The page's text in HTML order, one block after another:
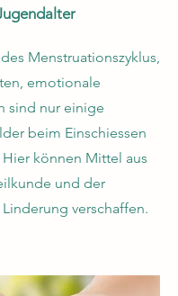
Menstruationszyklus,
emotionale
sind nur einige
beim Einschiessen
können Mittel aus
und der
verschaffen.